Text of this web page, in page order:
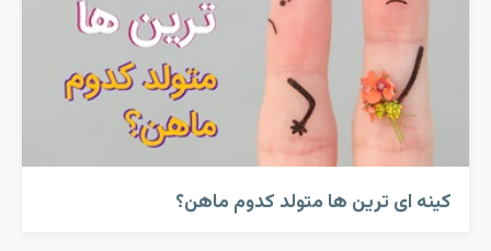
کینه ای ترین ها متولد کدوم ماهن؟